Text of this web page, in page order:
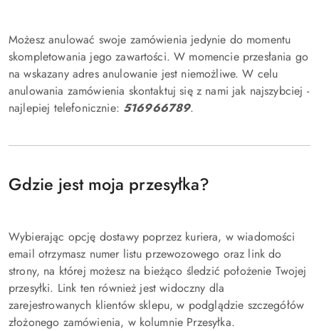
Możesz anulować swoje zamówienia jedynie do momentu
skompletowania jego zawartości. W momencie przesłania go
na wskazany adres anulowanie jest niemożliwe. W celu
anulowania zamówienia skontaktuj się z nami jak najszybciej -
najlepiej telefonicznie: 516966789.
Gdzie jest moja przesyłka?
Wybierając opcję dostawy poprzez kuriera, w wiadomości
email otrzymasz numer listu przewozowego oraz link do
strony, na której możesz na bieżąco śledzić położenie Twojej
przesyłki. Link ten również jest widoczny dla
zarejestrowanych klientów sklepu, w podglądzie szczegółów
złożonego zamówienia, w kolumnie Przesyłka.